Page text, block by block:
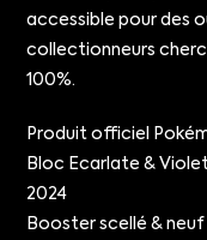
accessible pour des
collectionneurs
100%.
Produit officiel
Bloc Ecarlate &
2024
Booster scellé &